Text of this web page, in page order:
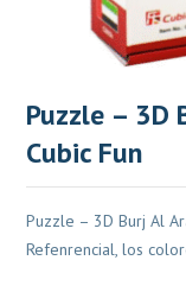
Puzzle – 3D
Cubic Fun
Puzzle – 3D Burj Al
Refenrencial, los